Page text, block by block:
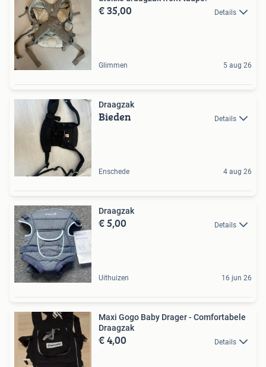
€ 35,00 Details
Glimmen 5 aug 26
Draagzak
Bieden Details
Enschede 4 aug 26
Draagzak
€ 5,00 Details
Uithuizen 16 jun 26
Maxi Gogo Baby Drager - Comfortabele
Draagzak
€ 4,00 Details